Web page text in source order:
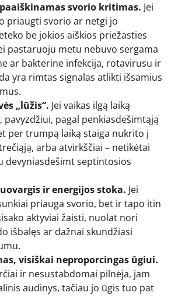
svorio kritimas. Jei
priaugti svorio ar netgi jo
be jokios aiškios priežasties
pastaruoju metu nebuvo sergama
ar bakterine infekcija, rotavirusu ir
yra rimtas signalas atlikti išsamius
„lūžis“. Jei vaikas ilgą laiką
pavyzdžiui, pagal penkiasdešimtąją
per trumpą laiką staiga nukrito į
arba atvirkščiai – netikėtai
devyniasdešimt septintosios
ir energijos stoka. Jei
priauga svorio, bet ir tapo itin
aktyviai žaisti, nuolat nori
išbalęs ar dažnai skundžiasi
visiškai neproporcingas ūgiui.
ir nesustabdomai pilnėja, jam
audinys, tačiau jo ūgis tuo pat